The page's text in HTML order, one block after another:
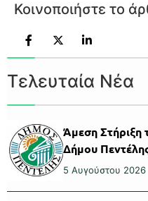
Κοινοποιήστε το
Τελευταία Νέα
Άμεση Στήριξη
Δήμου
5 Αυγούστου 2026